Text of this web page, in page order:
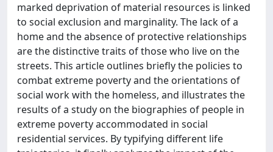
marked deprivation of material resources is linked
to social exclusion and marginality. The lack of a
home and the absence of protective relationships
are the distinctive traits of those who live on the
streets. This article outlines briefly the policies to
combat extreme poverty and the orientations of
social work with the homeless, and illustrates the
results of a study on the biographies of people in
extreme poverty accommodated in social
residential services. By typifying different life